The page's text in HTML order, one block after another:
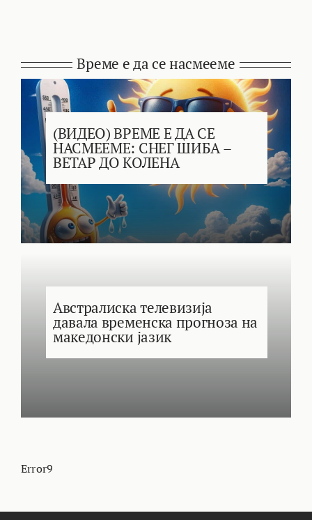
Време е да се насмееме
(ВИДЕО) ВРЕМЕ Е ДА СЕ
НАСМЕЕМЕ: СНЕГ ШИБА –
ВЕТАР ДО КОЛЕНА
Австралиска телевизија
давала временска прогноза на
македонски јазик
Error9